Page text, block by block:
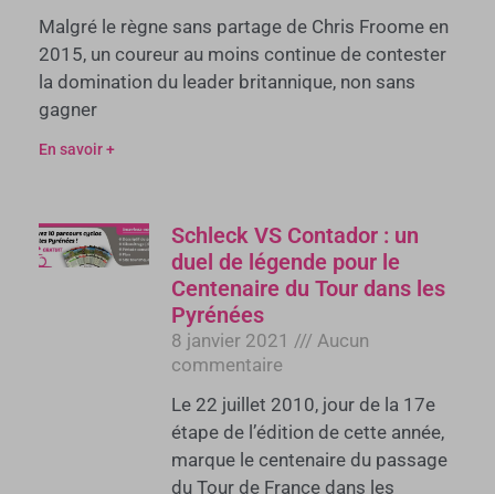
Malgré le règne sans partage de Chris Froome en
2015, un coureur au moins continue de contester
la domination du leader britannique, non sans
gagner
En savoir +
Schleck VS Contador : un
duel de légende pour le
Centenaire du Tour dans les
Pyrénées
8 janvier 2021
Aucun
commentaire
Le 22 juillet 2010, jour de la 17e
étape de l’édition de cette année,
marque le centenaire du passage
du Tour de France dans les